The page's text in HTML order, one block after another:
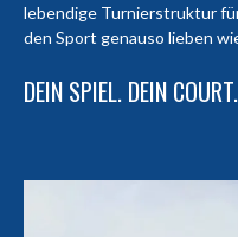
lebendige Turnierstruktur
den Sport genauso lieben
DEIN SPIEL. DEIN